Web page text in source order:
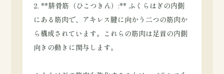
2. **腓骨筋（ひこつきん）:** ふくらはぎの内側
にある筋肉で、アキレス腱に向かう二つの筋肉か
ら構成されています。これらの筋肉は足首の内側
向きの動きに関与します。